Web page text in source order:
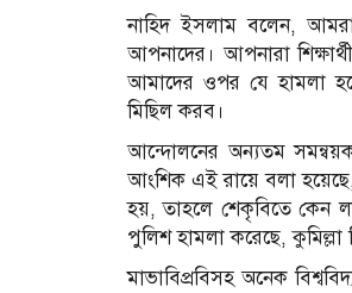
নাহিদ ইসলাম বলেন, আমরা
আপনাদের। আপনারা
আমাদের ওপর যে হামলা
মিছিল করব।
আন্দোলনের অন্যতম সমন্বয়ক
আংশিক এই রায়ে বলা
হয়, তাহলে শেকৃবিতে কেন
পুলিশ হামলা করেছে, কুমিল্লা
মাভাবিপ্রবিসহ অনেক